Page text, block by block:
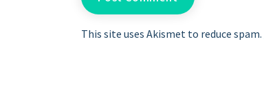
This site uses Akismet to reduce spam.